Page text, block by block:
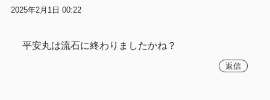
2025年2月1日 00:22
平安丸は流石に終わりましたかね？
返信